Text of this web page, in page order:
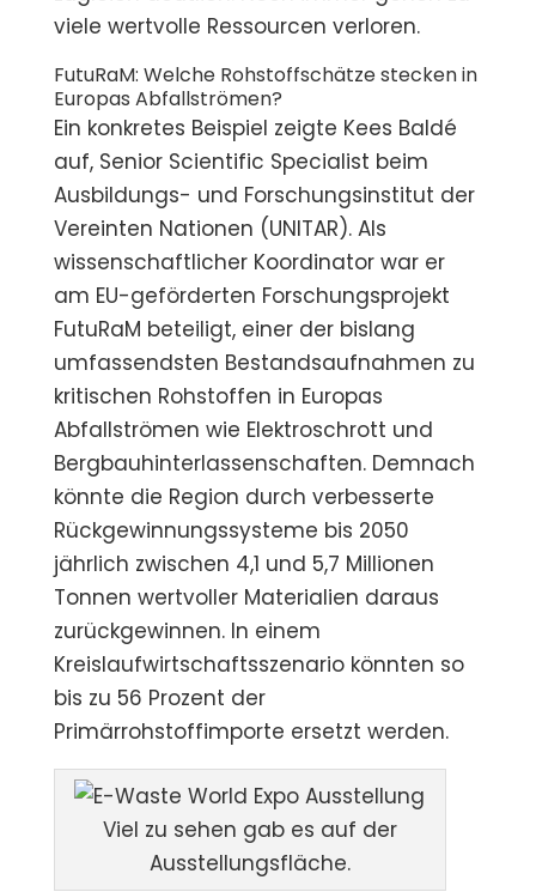
viele wertvolle Ressourcen verloren.
FutuRaM: Welche Rohstoffschätze stecken in
Europas Abfallströmen?
Ein konkretes Beispiel zeigte Kees Baldé
auf, Senior Scientific Specialist beim
Ausbildungs- und Forschungsinstitut der
Vereinten Nationen (UNITAR). Als
wissenschaftlicher Koordinator war er
am EU-geförderten Forschungsprojekt
FutuRaM beteiligt, einer der bislang
umfassendsten Bestandsaufnahmen zu
kritischen Rohstoffen in Europas
Abfallströmen wie Elektroschrott und
Bergbauhinterlassenschaften. Demnach
könnte die Region durch verbesserte
Rückgewinnungssysteme bis 2050
jährlich zwischen 4,1 und 5,7 Millionen
Tonnen wertvoller Materialien daraus
zurückgewinnen. In einem
Kreislaufwirtschaftsszenario könnten so
bis zu 56 Prozent der
Primärrohstoffimporte ersetzt werden.
Viel zu sehen gab es auf der
Ausstellungsfläche.